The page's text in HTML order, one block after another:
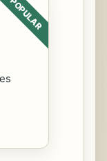
POPULAR